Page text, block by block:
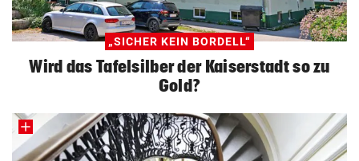
„SICHER KEIN BORDELL“
Wird das Tafelsilber der Kaiserstadt so zu
Gold?